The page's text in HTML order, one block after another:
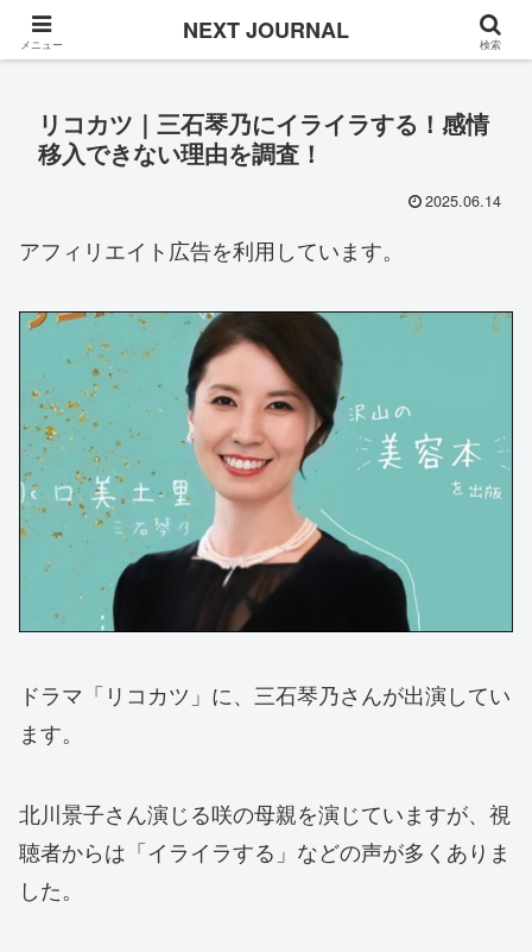
Once in a while
リコカツ｜三石琴乃にイライラする！感情
移入できない理由を調査！
2025.06.14
アフィリエイト広告を利用しています。
ドラマ「リコカツ」に、三石琴乃さんが出演してい
ます。
北川景子さん演じる咲の母親を演じていますが、視
聴者からは「イライラする」などの声が多くありま
した。
メニュー NEXT JOURNAL 検索